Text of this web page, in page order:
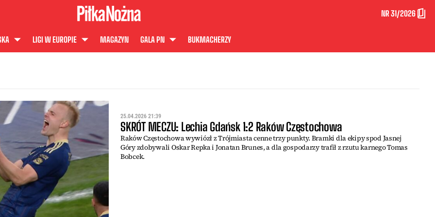
NR 31/2026
LIGI W EUROPIE MAGAZYN GALA PN BUKMACHERZY
25.04.2026 21:39
SKRÓT MECZU: Lechia Gdańsk 1:2 Raków Częstochowa
Raków Częstochowa wywiózł z Trójmiasta cenne trzy punkty. Bramki dla ekipy spod Jasnej
Góry zdobywali Oskar Repka i Jonatan Brunes, a dla gospodarzy trafił z rzutu karnego Tomas
Bobcek.